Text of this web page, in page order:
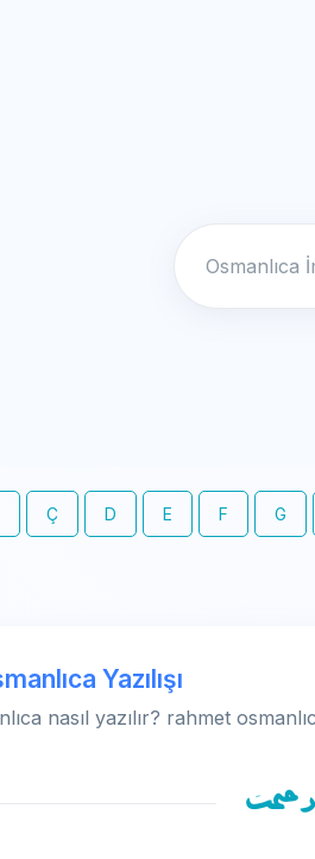
Ç D E F G
Yazılışı
nasıl yazılır? rahmet
رحمت